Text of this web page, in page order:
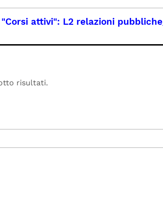
"Corsi attivi": L2 relazioni pubbliche
risultati.